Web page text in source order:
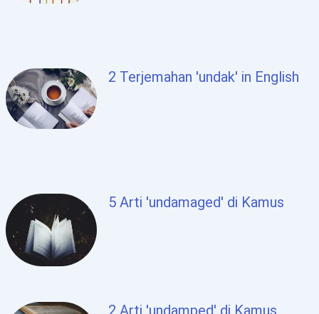
2 Terjemahan 'undak' in English
5 Arti 'undamaged' di Kamus
2 Arti 'undamped' di Kamus